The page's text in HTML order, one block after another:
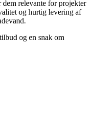
relevante for projekter
og hurtig levering af
og en snak om